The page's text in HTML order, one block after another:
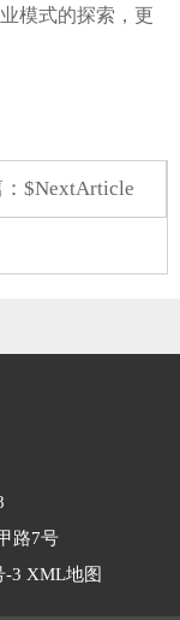
模式的探索，更
$NextArticle
路7号
-3 XML地图